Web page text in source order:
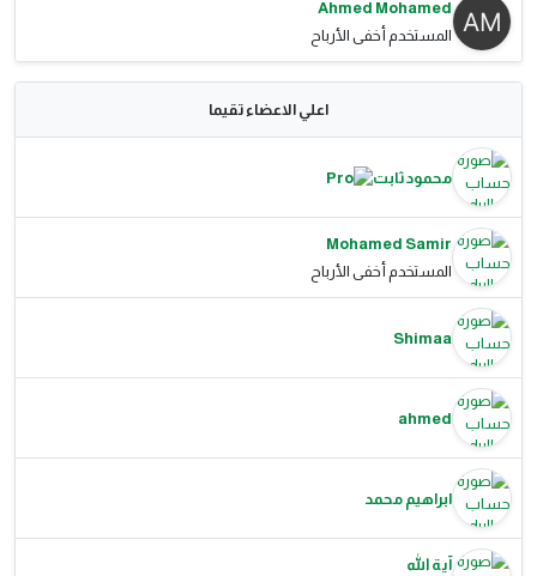
Ahmed Mohamed
المستخدم أخفى الأرباح
اعلي الاعضاء تقيما
محمود ثابت
Mohamed Samir
المستخدم أخفى الأرباح
Shimaa
ahmed
ابراهيم محمد
آية الله